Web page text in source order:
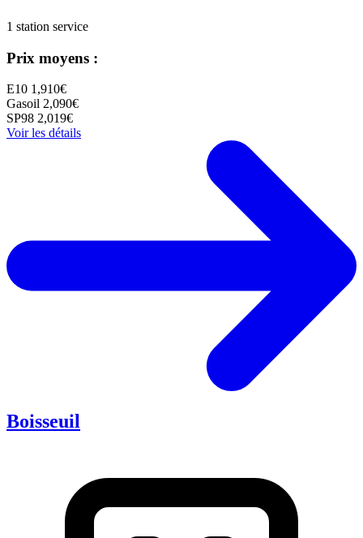
1 station service
Prix moyens :
E10 1,910€
Gasoil 2,090€
SP98 2,019€
Voir les détails
Boisseuil